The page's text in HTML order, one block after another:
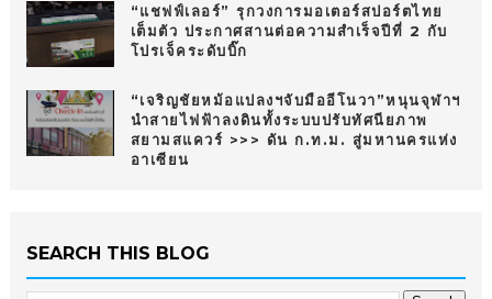
“แชฟฟ์เลอร์” รุกวงการมอเตอร์สปอร์ตไทย
เต็มตัว ประกาศสานต่อความสำเร็จปีที่ 2 กับ
โปรเจ็คระดับบิ๊ก
“เจริญชัยหม้อแปลงฯจับมืออีโนวา”หนุนจุฬาฯ
นำสายไฟฟ้าลงดินทั้งระบบปรับทัศนียภาพ
สยามสแควร์ >>> ดัน ก.ท.ม. สู่มหานครแห่ง
อาเซียน
SEARCH THIS BLOG